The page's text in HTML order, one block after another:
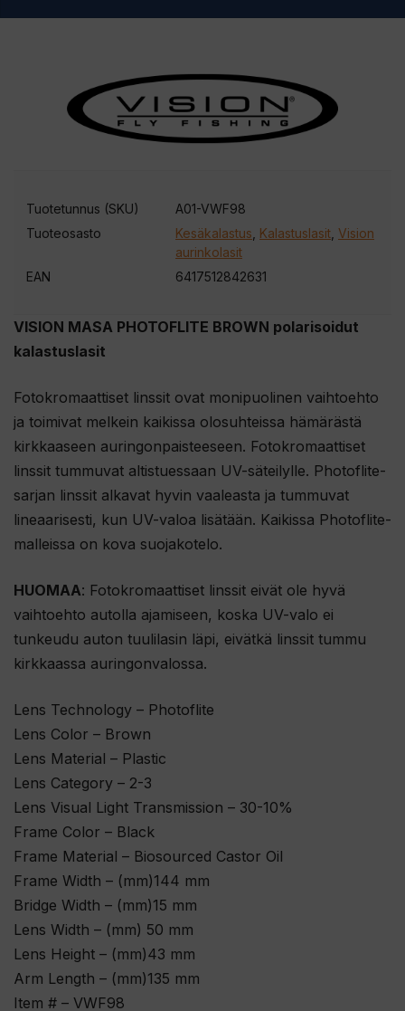
VISION MASA PHOTOFLITE BROWN polarisoidut
kalastuslasit
Fotokromaattiset linssit ovat monipuolinen vaihtoehto
ja toimivat melkein kaikissa olosuhteissa hämärästä
kirkkaaseen auringonpaisteeseen. Fotokromaattiset
linssit tummuvat altistuessaan UV-säteilylle. Photoflite-
sarjan linssit alkavat hyvin vaaleasta ja tummuvat
lineaarisesti, kun UV-valoa lisätään. Kaikissa Photoflite-
malleissa on kova suojakotelo.
HUOMAA: Fotokromaattiset linssit eivät ole hyvä
vaihtoehto autolla ajamiseen, koska UV-valo ei
tunkeudu auton tuulilasin läpi, eivätkä linssit tummu
kirkkaassa auringonvalossa.
Lens Technology – Photoflite
Lens Color – Brown
Lens Material – Plastic
Lens Category – 2-3
Lens Visual Light Transmission – 30-10%
Frame Color – Black
Frame Material – Biosourced Castor Oil
Frame Width – (mm)144 mm
Bridge Width – (mm)15 mm
Lens Width – (mm) 50 mm
Lens Height – (mm)43 mm
Arm Length – (mm)135 mm
Item # – VWF98
Tuotetunnus (SKU)
A01-VWF98
Tuoteosasto
Kesäkalastus Kalastuslasit Vision
aurinkolasit
EAN
6417512842631